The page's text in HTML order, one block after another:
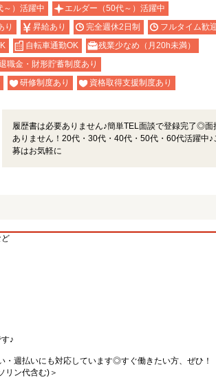
～）活躍中
エルダー（50代～）活躍中
り 昇給あり 完全週休2日制
フルタイム歓
自転車通勤OK
残業少なめ（月20h未満）
職金・財形貯蓄制度あり
研修制度あり 資格取得支援制度あり
履歴書は必要ありません♪簡単TEL面談で登録完了◎面
ありません！20代・30代・40代・50代・60代活躍中♪
募はお気軽に
♪
週払いにも対応しています◎すぐ働きたい方、ぜひ！
ン代含む)＞